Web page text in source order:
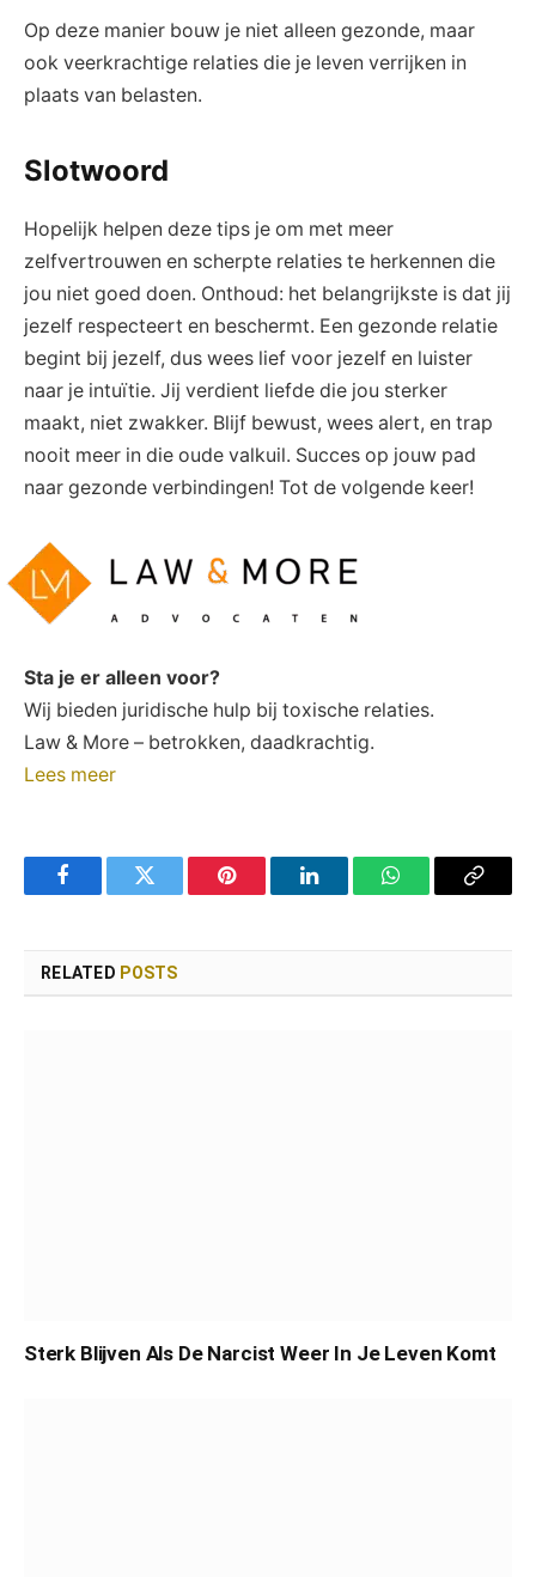
Op deze manier bouw⁣ je ⁢niet ⁤alleen gezonde, maar
ook veerkrachtige relaties die je leven verrijken in
plaats van belasten.
Slotwoord
Hopelijk helpen deze ‍tips je ⁢om met meer
zelfvertrouwen‌ en scherpte relaties te⁤ herkennen ⁣die​
jou niet ​goed doen. Onthoud: het belangrijkste is dat jij
jezelf respecteert‌ en beschermt. Een ​gezonde relatie
begint bij jezelf, dus wees⁣ lief voor jezelf en luister
naar‍ je intuïtie. Jij ‍verdient liefde die jou sterker
maakt, niet zwakker. Blijf bewust, ​wees alert, en trap‍
nooit meer in die oude valkuil. Succes ⁣op jouw pad
naar gezonde verbindingen!⁤ Tot de volgende keer!
Sta je er alleen voor?
Wij bieden juridische hulp bij toxische relaties.
Law & More – betrokken, daadkrachtig.
Lees meer
FacebookTwitter Pinterest LinkedInWhatsAppCopy
RELATED POSTS
Sterk Blijven Als De Narcist Weer In Je Leven Komt